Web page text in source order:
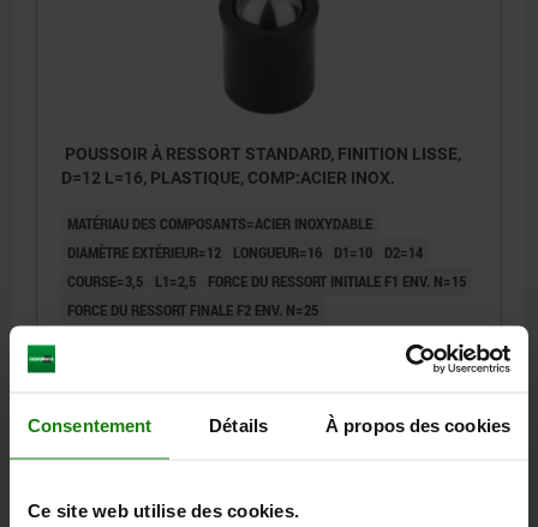
Consentement Détails À propos des cookies
Ce site web utilise des cookies.
POUSSOIR À RESSORT STANDARD, FINITION LISSE,
D=12 L=16, PLASTIQUE, COMP:ACIER INOX.
MATÉRIAU DES COMPOSANTS=ACIER INOXYDABLE
DIAMÈTRE EXTÉRIEUR=12
LONGUEUR=16 D1=10
D2=14
COURSE=3,5
L1=2,5
FORCE DU RESSORT INITIALE F1 ENV. N=15
FORCE DU RESSORT FINALE F2 ENV. N=25
hors TVA
DÉTAILS
03071